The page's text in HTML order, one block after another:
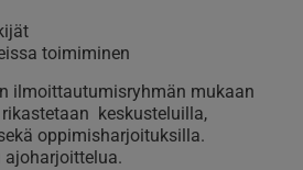
toimiminen
ilmoittautumisryhmän mukaan
keskusteluilla,
oppimisharjoituksilla.
ajoharjoittelua.